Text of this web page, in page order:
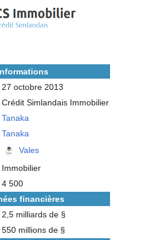
27 octobre 2013
Crédit Simlandais Immobilier
Tanaka
Tanaka
Vales
Immobilier
4 500
financières
2,5 milliards de §
550 millions de §